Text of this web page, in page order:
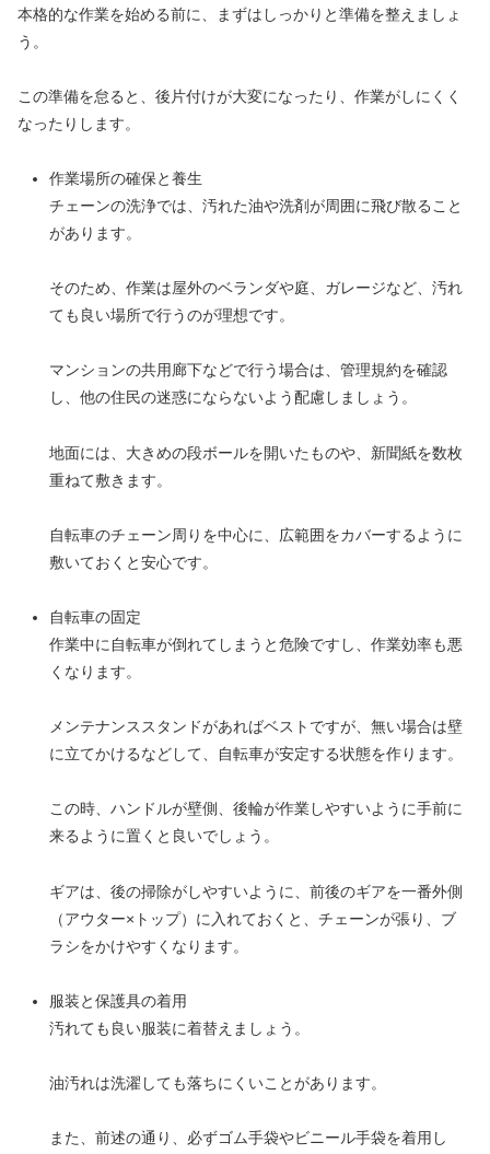
本格的な作業を始める前に、まずはしっかりと準備を整えましょ
う。
この準備を怠ると、後片付けが大変になったり、作業がしにくく
なったりします。
作業場所の確保と養生
チェーンの洗浄では、汚れた油や洗剤が周囲に飛び散ること
があります。
そのため、作業は屋外のベランダや庭、ガレージなど、汚れ
ても良い場所で行うのが理想です。
マンションの共用廊下などで行う場合は、管理規約を確認
し、他の住民の迷惑にならないよう配慮しましょう。
地面には、大きめの段ボールを開いたものや、新聞紙を数枚
重ねて敷きます。
自転車のチェーン周りを中心に、広範囲をカバーするように
敷いておくと安心です。
自転車の固定
作業中に自転車が倒れてしまうと危険ですし、作業効率も悪
くなります。
メンテナンススタンドがあればベストですが、無い場合は壁
に立てかけるなどして、自転車が安定する状態を作ります。
この時、ハンドルが壁側、後輪が作業しやすいように手前に
来るように置くと良いでしょう。
ギアは、後の掃除がしやすいように、前後のギアを一番外側
（アウター×トップ）に入れておくと、チェーンが張り、ブ
ラシをかけやすくなります。
服装と保護具の着用
汚れても良い服装に着替えましょう。
油汚れは洗濯しても落ちにくいことがあります。
また、前述の通り、必ずゴム手袋やビニール手袋を着用し